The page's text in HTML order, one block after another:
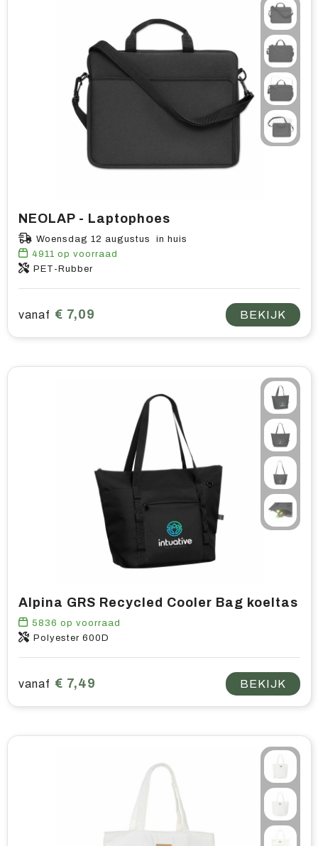
NEOLAP - Laptophoes
Woensdag 12 augustus in huis
4911 op voorraad
PET-Rubber
vanaf € 7,09 BEKIJK
Alpina GRS Recycled Cooler Bag koeltas
5836 op voorraad
Polyester 600D
vanaf € 7,49 BEKIJK